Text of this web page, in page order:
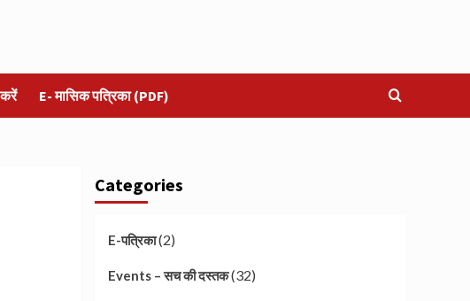
E- मासिक पत्रिका (PDF)
Categories
E-पत्रिका(2)
Events – सच की दस्तक(32)